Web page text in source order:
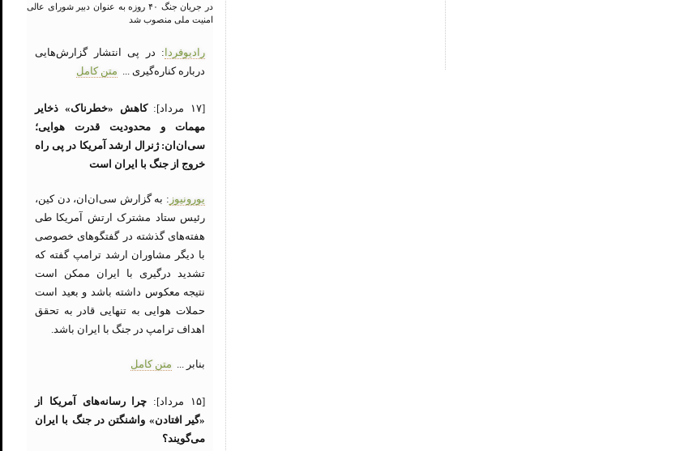
در جریان جنگ ۴۰ روزه به عنوان دبیر شورای عالی
امنیت ملی منصوب شد
رادیوفردا : در پی انتشار گزارش‌هایی
درباره کناره‌گیری ... متن کامل
[۱۷ مرداد]:
کاهش «خطرناک» ذخایر
مهمات و محدودیت قدرت هوایی؛
سی‌ان‌ان: ژنرال ارشد آمریکا در پی راه
خروج از جنگ با ایران است
یورونیوز : به گزارش سی‌ان‌ان، دن کین،
رئیس ستاد مشترک ارتش آمریکا طی
هفته‌های گذشته در گفتگوهای خصوصی
با دیگر مشاوران ارشد ترامپ گفته که
تشدید درگیری با ایران ممکن است
نتیجه معکوس داشته باشد و بعید است
حملات هوایی به تنهایی قادر به تحقق
اهداف ترامپ در جنگ با ایران باشد.
بنابر ... متن کامل
[۱۵ مرداد]:
چرا رسانه‌های آمریکا از
«گیر افتادن» واشنگتن در جنگ با ایران
می‌گویند؟